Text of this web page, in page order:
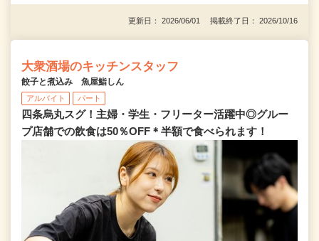
更新日： 2026/06/01 掲載終了日： 2026/10/16
大衆酒場のキッチンスタッフ
餃子と煮込み 魚屋鮨しん
アルバイト パート
四条烏丸スグ！主婦・学生・フリーター活躍中◎グルー
プ店舗での飲食は50％OFF＊半額で食べられます！